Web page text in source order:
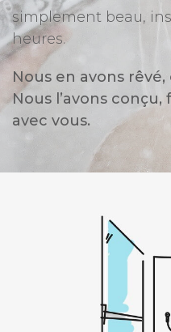
simplement beau,
heures.
Nous en avons
Nous l’avons
avec vous.